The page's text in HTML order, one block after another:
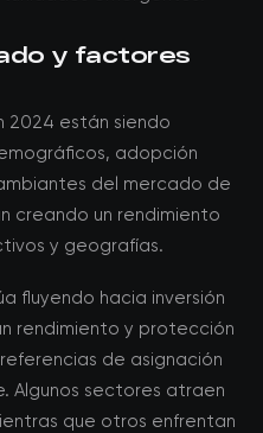
y factores
2024 están siendo
adopción
del mercado de
creando un rendimiento
y geografías.
fluyendo hacia inversión
rendimiento y protección
de asignación
Algunos sectores atraen
que otros enfrentan